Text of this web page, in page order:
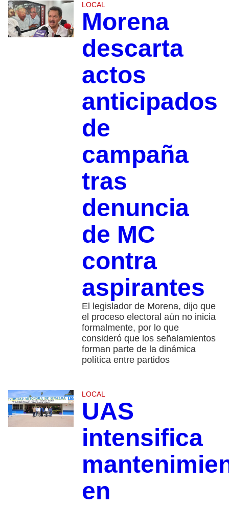
LOCAL
Morena
descarta
actos
anticipados
de
campaña
tras
denuncia
de MC
contra
aspirantes
El legislador de Morena, dijo que
el proceso electoral aún no inicia
formalmente, por lo que
consideró que los señalamientos
forman parte de la dinámica
política entre partidos
LOCAL
UAS
intensifica
en